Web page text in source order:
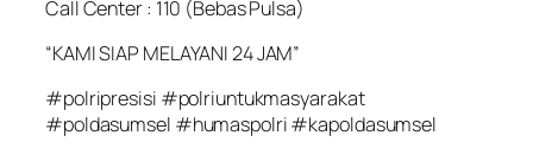
Call Center : 110 (Bebas Pulsa)
“KAMI SIAP MELAYANI 24 JAM”
#polripresisi #polriuntukmasyarakat
#poldasumsel #humaspolri #kapoldasumsel